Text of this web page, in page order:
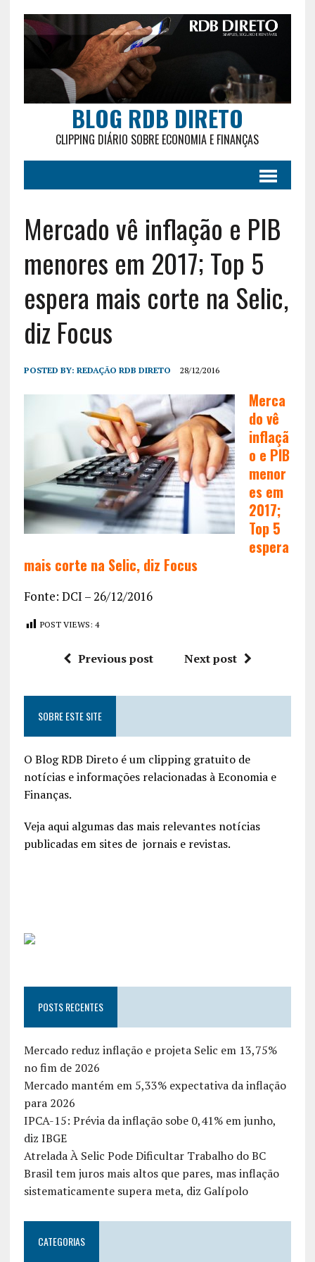
BLOG RDB DIRETO
CLIPPING DIÁRIO SOBRE ECONOMIA E FINANÇAS
Mercado vê inflação e PIB
menores em 2017; Top 5
espera mais corte na Selic,
diz Focus
POSTED BY: REDAÇÃO RDB DIRETO 28/12/2016
Merca
do vê
inflaçã
o e PIB
menor
es em
2017;
Top 5
espera
mais corte na Selic, diz Focus
Fonte: DCI – 26/12/2016
POST VIEWS: 4
Previous post Next post
SOBRE ESTE SITE
O Blog RDB Direto é um clipping gratuito de
notícias e informações relacionadas à Economia e
Finanças.
Veja aqui algumas das mais relevantes notícias
publicadas em sites de jornais e revistas.
POSTS RECENTES
Mercado reduz inflação e projeta Selic em 13,75%
no fim de 2026
Mercado mantém em 5,33% expectativa da inflação
para 2026
IPCA-15: Prévia da inflação sobe 0,41% em junho,
diz IBGE
Atrelada À Selic Pode Dificultar Trabalho do BC
Brasil tem juros mais altos que pares, mas inflação
sistematicamente supera meta, diz Galípolo
CATEGORIAS